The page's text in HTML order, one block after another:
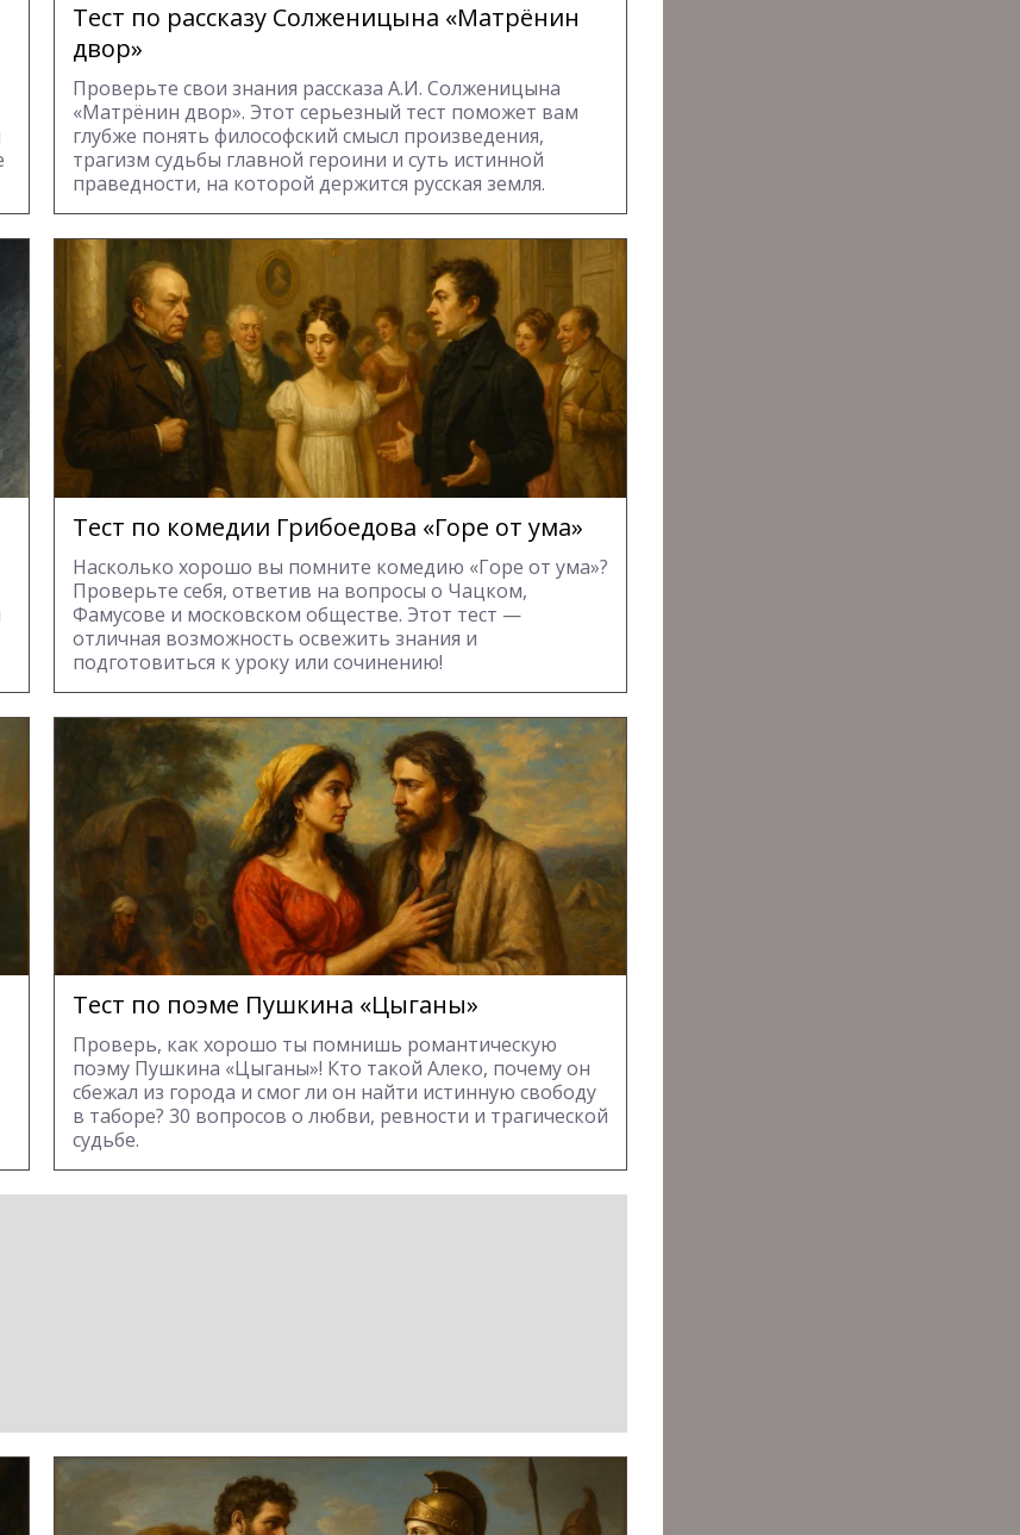
Тест по рассказу Солженицына «Матрёнин
двор»
Проверьте свои знания рассказа А.И. Солженицына
«Матрёнин двор». Этот серьезный тест поможет вам
глубже понять философский смысл произведения,
трагизм судьбы главной героини и суть истинной
праведности, на которой держится русская земля.
Тест по комедии Грибоедова «Горе от ума»
Насколько хорошо вы помните комедию «Горе от ума»?
Проверьте себя, ответив на вопросы о Чацком,
Фамусове и московском обществе. Этот тест —
отличная возможность освежить знания и
подготовиться к уроку или сочинению!
Тест по поэме Пушкина «Цыганы»
Проверь, как хорошо ты помнишь романтическую
поэму Пушкина «Цыганы»! Кто такой Алеко, почему он
сбежал из города и смог ли он найти истинную свободу
в таборе? 30 вопросов о любви, ревности и трагической
судьбе.